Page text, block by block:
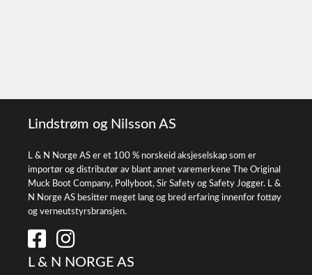
Lindstrøm og Nilsson AS
L & N Norge AS er et 100 % norskeid aksjeselskap som er
importør og distributør av blant annet varemerkene The Original
Muck Boot Company, Pollyboot, Sir Safety og Safety Jogger. L &
N Norge AS besitter meget lang og bred erfaring innenfor fottøy
og verneutstyrsbransjen.
L & N NORGE AS